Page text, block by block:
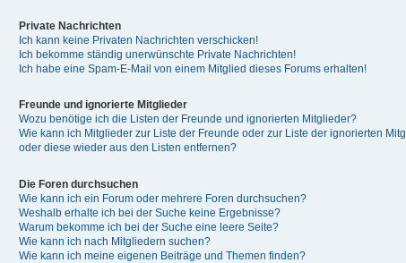
Private Nachrichten
Ich kann keine Privaten Nachrichten verschicken!
Ich bekomme ständig unerwünschte Private Nachrichten!
Ich habe eine Spam-E-Mail von einem Mitglied dieses Forums erhalten!
Freunde und ignorierte Mitglieder
Wozu benötige ich die Listen der Freunde und ignorierten Mitglieder?
Wie kann ich Mitglieder zur Liste der Freunde oder zur Liste der ignorierten
oder diese wieder aus den Listen entfernen?
Die Foren durchsuchen
Wie kann ich ein Forum oder mehrere Foren durchsuchen?
Weshalb erhalte ich bei der Suche keine Ergebnisse?
Warum bekomme ich bei der Suche eine leere Seite?
Wie kann ich nach Mitgliedern suchen?
Wie kann ich meine eigenen Beiträge und Themen finden?